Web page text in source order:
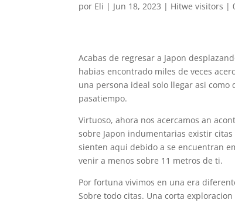
por Eli | Jun 18, 2023 | Hitwe visitors |
Acabas de regresar a Japon
habias encontrado miles de veces
una persona ideal solo llegar asi­
pasatiempo.
Virtuoso, ahora nos acercamos an
sobre Japon indumentarias existir
sienten aqui debido a se encuentran
venir a menos sobre 11 metros de ti.
Por fortuna vivimos en una era
Sobre todo citas. Una corta